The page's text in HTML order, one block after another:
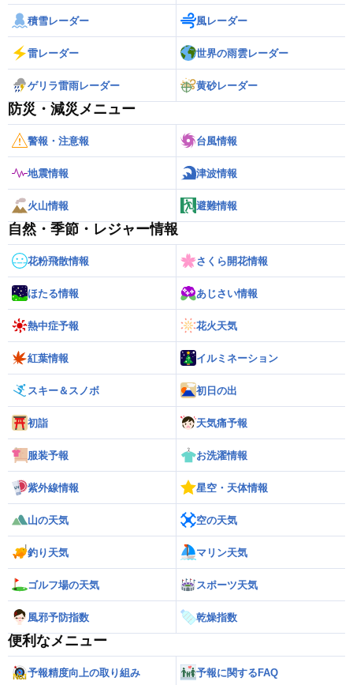
積雪レーダー 風レーダー
雷レーダー 世界の雨雲レーダー
ゲリラ雷雨レーダー 黄砂レーダー
防災・減災メニュー
警報・注意報 台風情報
地震情報 津波情報
火山情報 避難情報
自然・季節・レジャー情報
花粉飛散情報 さくら開花情報
ほたる情報 あじさい情報
熱中症予報 花火天気
紅葉情報 イルミネーション
スキー＆スノボ 初日の出
初詣 天気痛予報
服装予報 お洗濯情報
紫外線情報 星空・天体情報
山の天気 空の天気
釣り天気 マリン天気
ゴルフ場の天気 スポーツ天気
風邪予防指数 乾燥指数
便利なメニュー
予報精度向上の取り組み 予報に関するFAQ